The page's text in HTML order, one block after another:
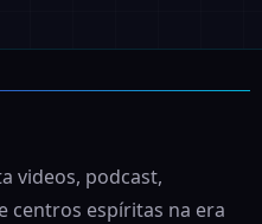
videos, podcast,
centros espíritas na era